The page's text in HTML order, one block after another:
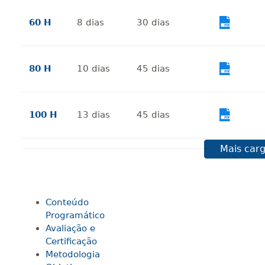
60 H 8 dias 30 dias
80 H 10 dias 45 dias
100 H 13 dias 45 dias
140 H 18
160 H 20dias
Mais
Conteúdo
Programático
Avaliação e
Certificação
Metodologia